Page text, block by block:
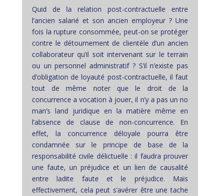
Quid de la relation post-contractuelle entre
l’ancien salarié et son ancien employeur ? Une
fois la rupture consommée, peut-on se protéger
contre le détournement de clientèle d’un ancien
collaborateur qu’il soit intervenant sur le terrain
ou un personnel administratif ? S’il n’existe pas
d’obligation de loyauté post-contractuelle, il faut
tout de même noter que le droit de la
concurrence a vocation à jouer, il n’y a pas un no
man’s land juridique en la matière même en
l’absence de clause de non-concurrence. En
effet, la concurrence déloyale pourra être
condamnée sur le principe de base de la
responsabilité civile délictuelle : il faudra prouver
une faute, un préjudice et un lien de causalité
entre ladite faute et le préjudice. Mais
effectivement, cela peut s’avérer être une tache